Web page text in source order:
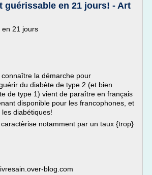
guérissable en 21 jours! - Art
en 21 jours
la démarche pour
du diabète de type 2 (et bien
de type 1) vient de paraître en français
disponible pour les francophones, et
diabétiques!
notamment par un taux {trop}
blog.com